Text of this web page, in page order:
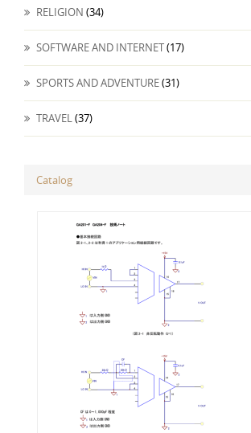
RELIGION (34)
SOFTWARE AND INTERNET(17)
SPORTS AND ADVENTURE(31)
TRAVEL(37)
Catalog